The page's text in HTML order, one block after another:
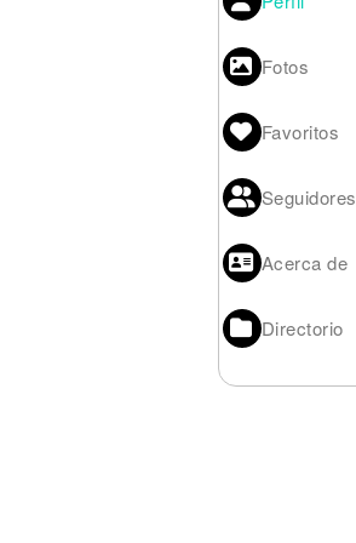
Fotos
Favoritos
Seguidores
Acerca de
Directorio